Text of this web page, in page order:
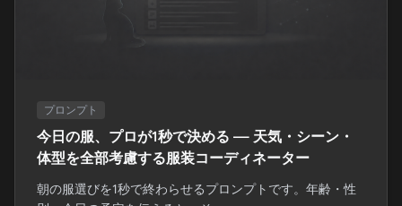
プロンプト
今日の服、プロが1秒で決める — 天気・シーン・
体型を全部考慮する服装コーディネーター
朝の服選びを1秒で終わらせるプロンプトです。年齢・性